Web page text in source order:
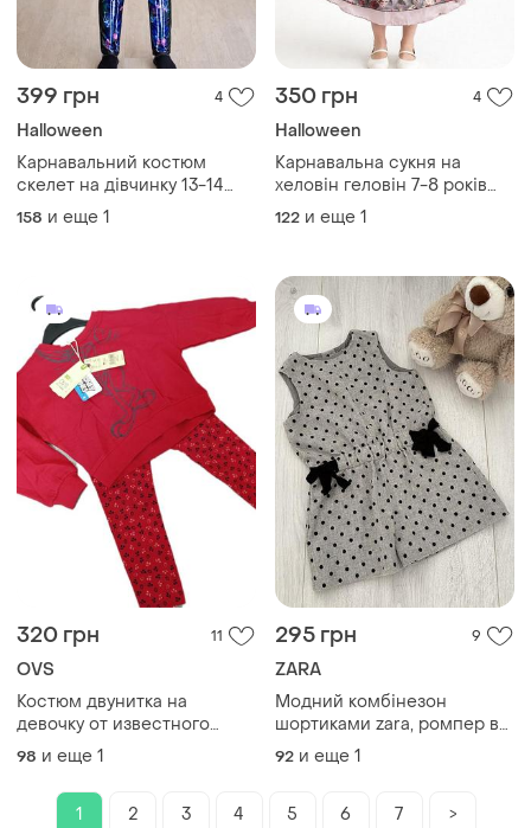
399 грн 4
Halloween
Карнавальний костюм
скелет на дівчинку 13-14
років санта муерте
158 и еще 1
350 грн 4
Halloween
Карнавальна сукня на
хеловін геловін 7-8 років
дуже святкова та гарна
122 и еще 1
320 грн 11
OVS
Костюм двунитка на
девочку от известного
итальянского бренда 🥰
98 и еще 1
295 грн 9
ZARA
Модний комбінезон
шортиками zara, ромпер в
горох
92 и еще 1
1 2 3 4 5 6 7 >